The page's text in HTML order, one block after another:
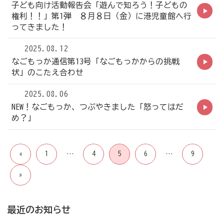
子ども向け活動報告会「遊んで知ろう！子どもの
権利！！」第1弾 ８月８日（金）に港児童館へ行
ってきました！
2025.08.12
なごもっか通信第13号「なごもっかからの挑戦
状」のこたえ合わせ
2025.08.06
NEW！なごもっか、つぶやきました「怒ってはだ
め？」
投
稿
の
ペ
ー
送
り
« 1 … 4 5 6 … 9
»
最近のお知らせ